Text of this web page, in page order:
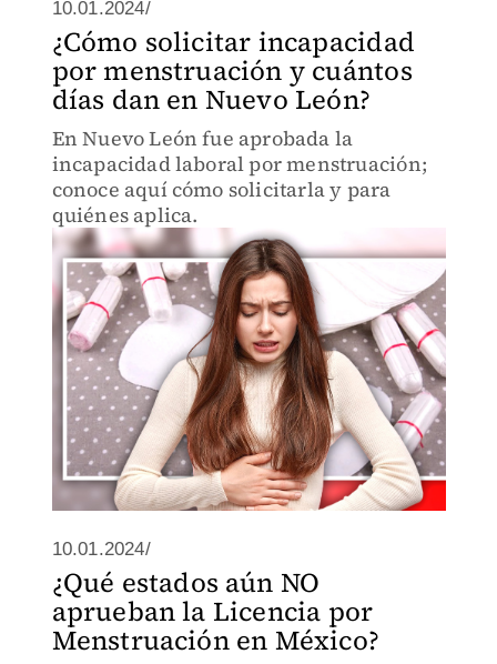
10.01.2024/
¿Cómo solicitar incapacidad
por menstruación y cuántos
días dan en Nuevo León?
En Nuevo León fue aprobada la
incapacidad laboral por menstruación;
conoce aquí cómo solicitarla y para
quiénes aplica.
10.01.2024/
¿Qué estados aún NO
aprueban la Licencia por
Menstruación en México?